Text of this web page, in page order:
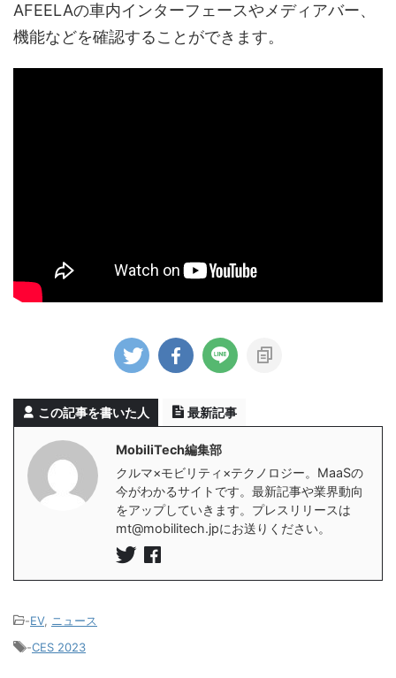
AFEELAの車内インターフェースやメディアバー、
機能などを確認することができます。
この記事を書いた人 最新記事
MobiliTech編集部
クルマ×モビリティ×テクノロジー。MaaSの
今がわかるサイトです。最新記事や業界動向
をアップしていきます。プレスリリースは
mt@mobilitech.jpにお送りください。
-EV, ニュース
-CES 2023